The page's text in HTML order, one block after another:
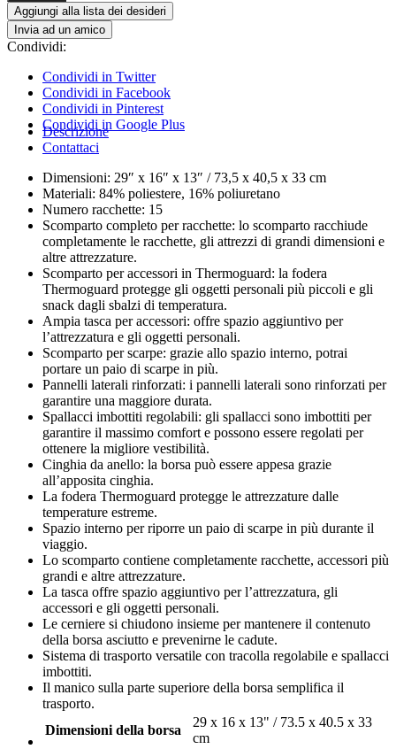
Condividi:
Condividi in Twitter
Condividi in Facebook
Condividi in Pinterest
Condividi in Google Plus
Descrizione
Contattaci
Dimensioni: 29″ x 16″ x 13″ / 73,5 x 40,5 x 33 cm
Materiali: 84% poliestere, 16% poliuretano
Numero racchette: 15
Scomparto completo per racchette: lo scomparto racchiude
completamente le racchette, gli attrezzi di grandi dimensioni e
altre attrezzature.
Scomparto per accessori in Thermoguard: la fodera
Thermoguard protegge gli oggetti personali più piccoli e gli
snack dagli sbalzi di temperatura.
Ampia tasca per accessori: offre spazio aggiuntivo per
l’attrezzatura e gli oggetti personali.
Scomparto per scarpe: grazie allo spazio interno, potrai
portare un paio di scarpe in più.
Pannelli laterali rinforzati: i pannelli laterali sono rinforzati per
garantire una maggiore durata.
Spallacci imbottiti regolabili: gli spallacci sono imbottiti per
garantire il massimo comfort e possono essere regolati per
ottenere la migliore vestibilità.
Cinghia da anello: la borsa può essere appesa grazie
all’apposita cinghia.
La fodera Thermoguard protegge le attrezzature dalle
temperature estreme.
Spazio interno per riporre un paio di scarpe in più durante il
viaggio.
Lo scomparto contiene completamente racchette, accessori più
grandi e altre attrezzature.
La tasca offre spazio aggiuntivo per l’attrezzatura, gli
accessori e gli oggetti personali.
Le cerniere si chiudono insieme per mantenere il contenuto
della borsa asciutto e prevenirne le cadute.
Sistema di trasporto versatile con tracolla regolabile e spallacci
imbottiti.
Il manico sulla parte superiore della borsa semplifica il
trasporto.
Dimensioni della borsa
29 x 16 x 13" / 73.5 x 40.5 x 33
cm